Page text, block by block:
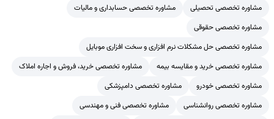
مشاوره تخصصی تحصیلی
مشاوره تخصصی حسابداری و مالیات
مشاوره تخصصی حقوقی
مشاوره تخصصی حل مشکلات نرم افزاری و سخت افزاری موبایل
مشاوره تخصصی خرید و مقایسه بیمه
مشاوره تخصصی خرید، فروش و اجاره املاک
مشاوره تخصصی خودرو
مشاوره تخصصی دامپزشکی
مشاوره تخصصی روانشناسی
مشاوره تخصصی فنی و مهندسی